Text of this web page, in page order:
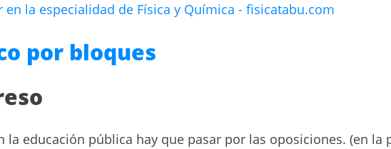
la especialidad de Física y Química - fisicatabu.com
por bloques
la educación pública hay que pasar por las oposiciones. (en la